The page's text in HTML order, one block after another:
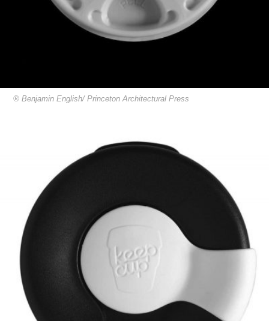
® Benjamin English/ Princeton Architectural Press